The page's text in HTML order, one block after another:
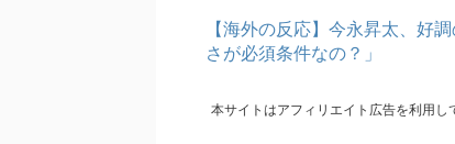
【海外の反応】今永昇太、好
さが必須条件なの？」
本サイトはアフィリエイト広告を利用し